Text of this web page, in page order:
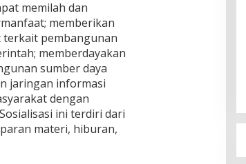
memilah dan
memberikan
terkait pembangunan
memberdayakan
sumber daya
jaringan informasi
dengan
ini terdiri dari
materi, hiburan,
Usai Keluar Dari Gerindra,
Sandiaga Uno Belum Memutuskan
Kapan Merapat ke PPP
In Politik | April 27, 2023